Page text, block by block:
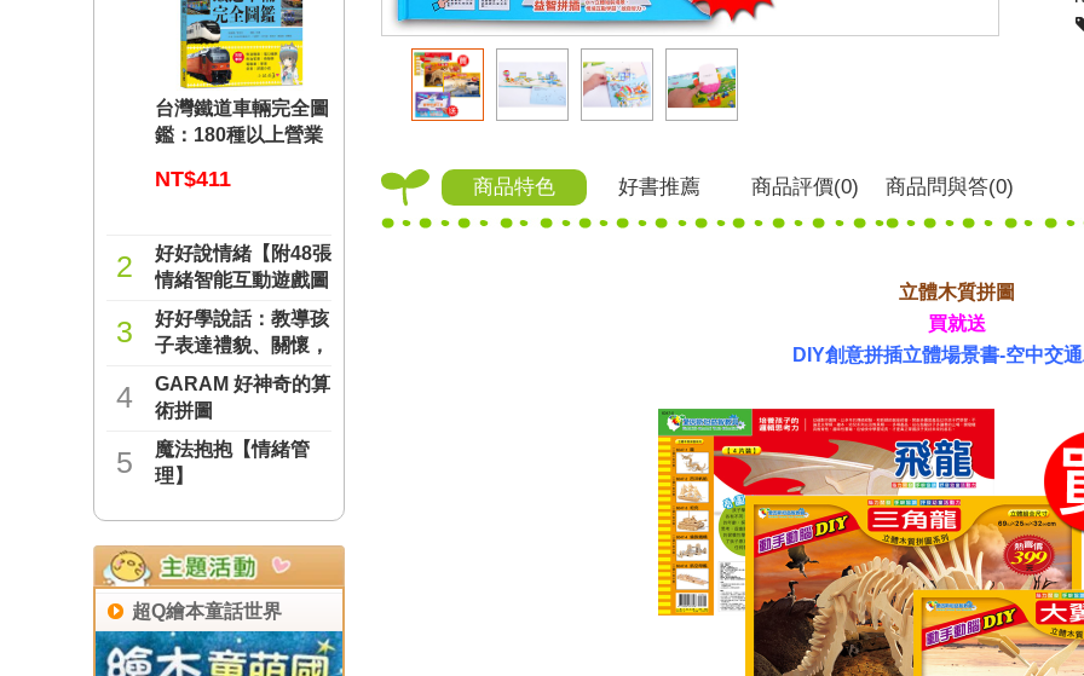
台灣鐵道車輛完全圖
鑑：180種以上營業
NT$411
2
好好說情緒【附48張
情緒智能互動遊戲圖
卡】
NT$277
3
好好學說話：教導孩
子表達禮貌、關懷，
避免衝突的溝通方法
（附18張好人緣互動
遊戲圖卡）
NT$237
4
GARAM 好神奇的算
術拼圖
NT$221
5
魔法抱抱【情緒管
理】
NT$221
超Q繪本童話世界
商品特色 好書推薦 商品評價(0) 商品問與答(0)
立體木質拼圖
買就送
DIY創意拼插立體場景書-空中交